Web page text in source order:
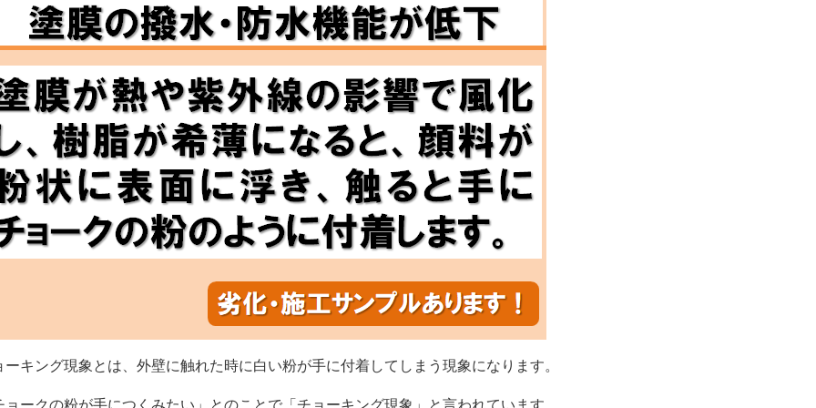
ーキング現象とは、外壁に触れた時に白い粉が手に付着してしまう現象になります。